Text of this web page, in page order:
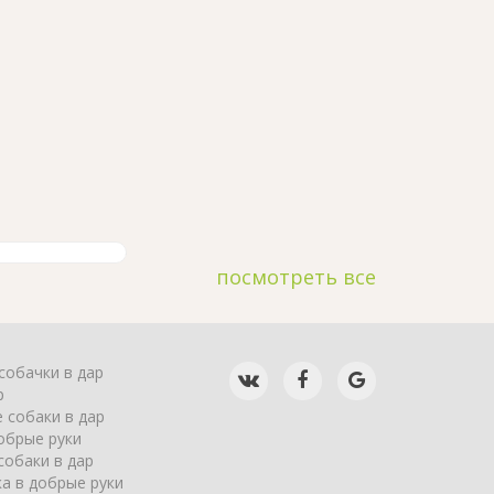
посмотреть все
в дар
собаки в дар
руки
в дар
в добрые руки